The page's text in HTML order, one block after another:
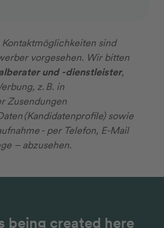
sind
vorgesehen. Wir bitten
und -dienstleister,
z. B. in
Zusendungen
(Kandidatenprofile) sowie
- per Telefon, E-Mail
– abzusehen.
being created here